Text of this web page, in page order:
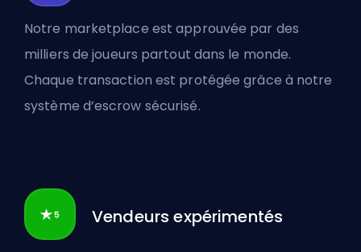
Notre marketplace est approuvée par des
milliers de joueurs partout dans le monde.
Chaque transaction est protégée grâce à notre
système d’escrow sécurisé.
Vendeurs expérimentés